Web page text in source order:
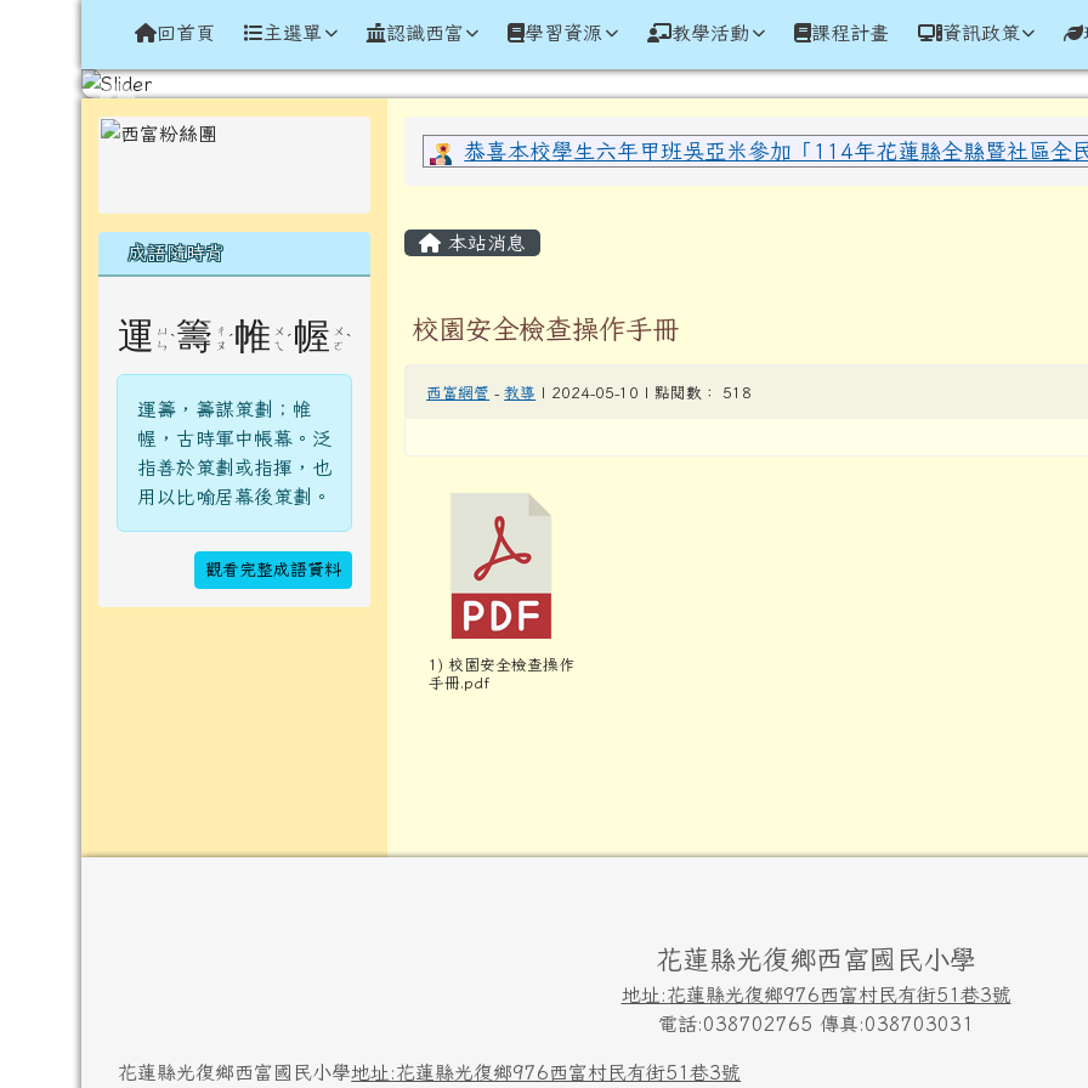
花蓮縣光復鄉西富國民小學全球資訊網
回首頁 主選單 認識西富 學習資源 教學活動 課程計畫 資訊政策
左邊區域內容
成語隨時背
運 ㄩ
ㄣ ˋ籌 ㄔ
ㄡ ˊ帷 ㄨ
ㄟ ˊ 幄 ㄨ
ㄛ ˋ
運籌，籌謀策劃；帷
幄，古時軍中帳幕。泛
指善於策劃或指揮，也
用以比喻居幕後策劃。
觀看完整成語資料
上中區域內容
恭喜本校學生六年甲班吳亞米參加「114年花蓮縣全縣暨社區
主內容區域
本站消息
校園安全檢查操作手冊
西富網管 -教導 | 2024-05-10 | 點閱數： 518
1) 校園安全檢查操作
手冊.pdf
頁尾區域
花蓮縣光復鄉西富國民小學
地址:花蓮縣光復鄉976西富村民有街51巷3號
電話:038702765 傳真:038703031
花蓮縣光復鄉西富國民小學地址:花蓮縣光復鄉976西富村民有街51巷3號